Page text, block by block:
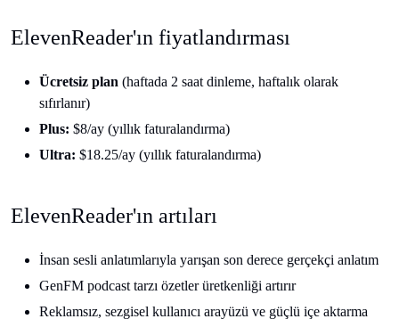
ElevenReader'ın fiyatlandırması
Ücretsiz plan (haftada 2 saat dinleme, haftalık olarak
sıfırlanır)
Plus: $8/ay (yıllık faturalandırma)
Ultra: $18.25/ay (yıllık faturalandırma)
ElevenReader'ın artıları
İnsan sesli anlatımlarıyla yarışan son derece gerçekçi anlatım
GenFM podcast tarzı özetler üretkenliği artırır
Reklamsız, sezgisel kullanıcı arayüzü ve güçlü içe aktarma